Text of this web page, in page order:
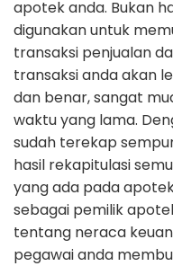
apotek anda. Bukan
digunakan untuk
transaksi penjualan
transaksi anda akan
dan benar, sangat
waktu yang lama.
sudah terekap
hasil rekapitulasi
yang ada pada
sebagai pemilik
tentang neraca
pegawai anda